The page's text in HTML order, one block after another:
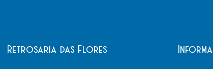
Retrosaria das Flores